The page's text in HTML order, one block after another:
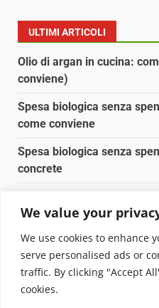
We value your
We use cookies to enhance
serve personalised ads or
traffic. By clicking "Accept
cookies.
ULTIMI ARTICOLI
Olio di argan in cucina:
conviene)
Spesa biologica senza
come conviene
Spesa biologica senza
concrete
Pulizia naturale della casa:
sostituiscono 10 prodotti
Copyright © 2025